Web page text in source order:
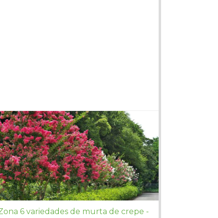
6 variedades de murta de crepe -